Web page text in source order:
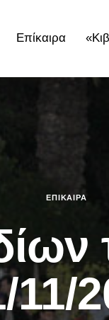
Επίκαιρα
ΕΠΊΚΑΙΡΑ
11/